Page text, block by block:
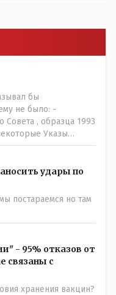
бы
не было: -
Совета , образца 1993
Указы
и перевыборов и
и тогда
этот бунтарский
вам знакомо -
, впоследствии -
и Председатель
и после и причём
на недостатки
ДОБРОВОЛЬНО уйти с
удары по
постараемся но там
- 95% отказов от
связаны с
хранения вакцин?